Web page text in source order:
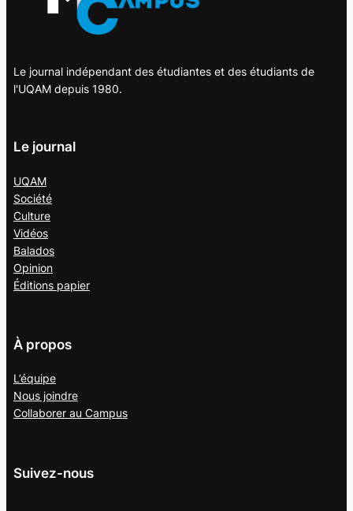
Le journal indépendant des étudiantes et des étudiants de
l'UQAM depuis 1980.
Le journal
UQAM
Société
Culture
Vidéos
Balados
Opinion
Éditions papier
À propos
L’équipe
Nous joindre
Collaborer au Campus
Suivez-nous